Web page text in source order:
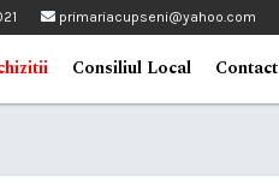
primariacupseni@yahoo.com
Consiliul Local Contact